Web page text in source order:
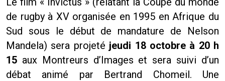
de rugby à XV organisée en 1995 en Afrique du
Sud sous le début de mandature de Nelson
Mandela) sera projeté jeudi 18 octobre à 20 h
15 aux Montreurs d’Images et sera suivi d’un
débat animé par Bertrand Chomeil. Une